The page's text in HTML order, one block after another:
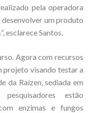
pela operadora
desenvolver um produto
esclarece Santos.
Agora com recursos
projeto visando testar a
da Raízen, sediada em
estão
enzimas e fungos